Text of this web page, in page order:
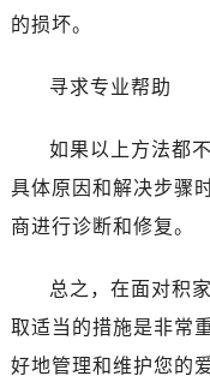
的损坏。
寻求专业帮助
如果以上方法都
具体原因和解决步骤
商进行诊断和修复。
总之，在面对积
取适当的措施是非常
好地管理和维护您的